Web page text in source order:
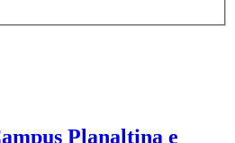
Planaltina e